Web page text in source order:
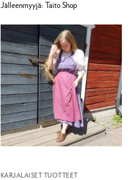
Jälleenmyyjä: Taito Shop
KARJALAISET TUOTTEET